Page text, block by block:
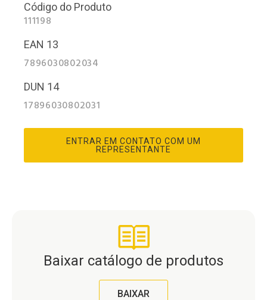
Código do Produto
111198
EAN 13
7896030802034
DUN 14
17896030802031
ENTRAR EM CONTATO COM UM
REPRESENTANTE
Baixar catálogo de produtos
BAIXAR